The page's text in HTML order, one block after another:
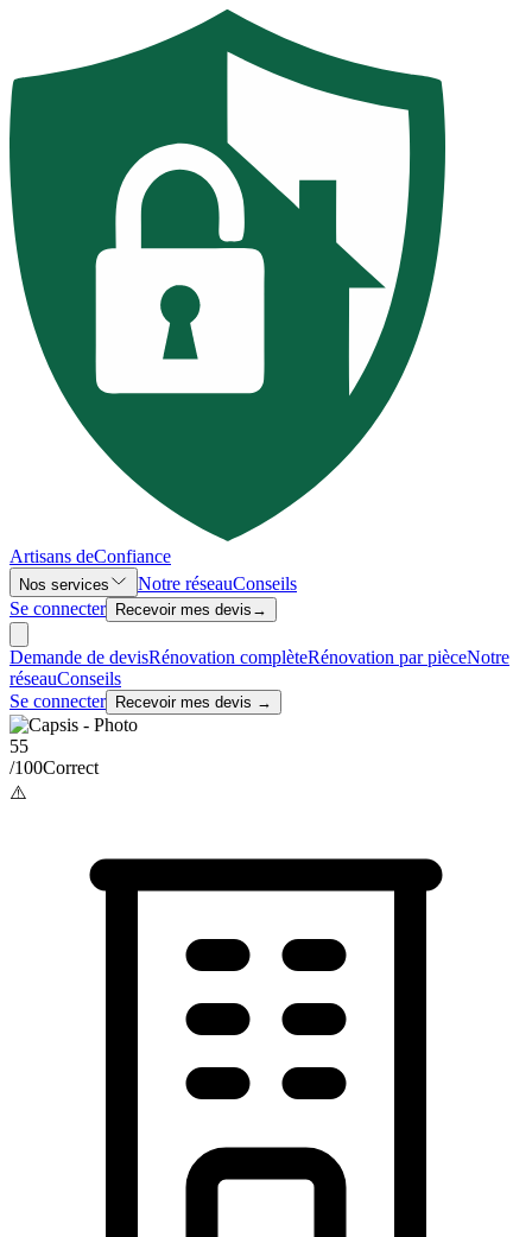
Artisans deConfiance
Nos services Notre réseauConseils
Se connecter
Recevoir mes devis →
Demande de devisRénovation complèteRénovation par pièceNotre
réseauConseils
Se connecter
Recevoir mes devis →
55
/100Correct
⚠️